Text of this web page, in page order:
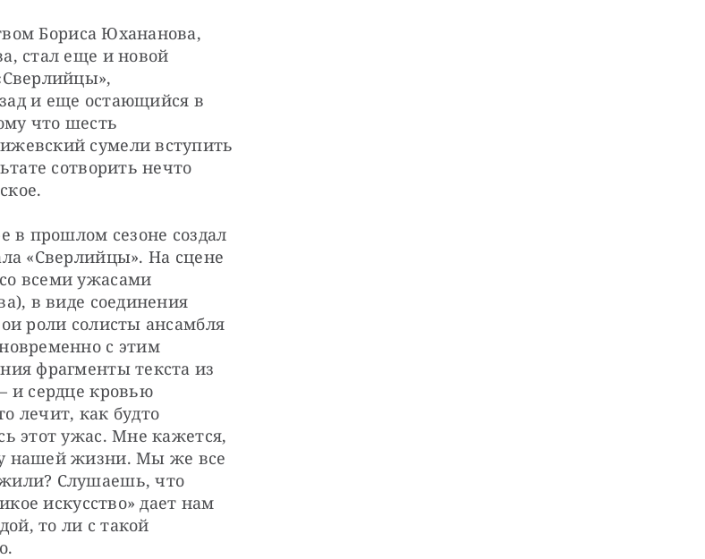
Бориса Юхананова,
стал еще и новой
и еще остающийся в
что шесть
сумели вступить
сотворить нечто
в прошлом сезоне создал
«Сверлийцы». На сцене
всеми ужасами
в виде соединения
роли солисты ансамбля
с этим
фрагменты текста из
и сердце кровью
лечит, как будто
этот ужас. Мне кажется,
нашей жизни. Мы же все
Слушаешь, что
искусство» дает нам
то ли с такой